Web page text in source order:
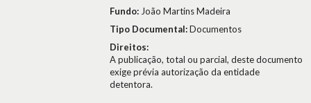
Fundo: João Martins Madeira
Tipo Documental:Documentos
Direitos:
A publicação, total ou parcial, deste documento
exige prévia autorização da entidade
detentora.